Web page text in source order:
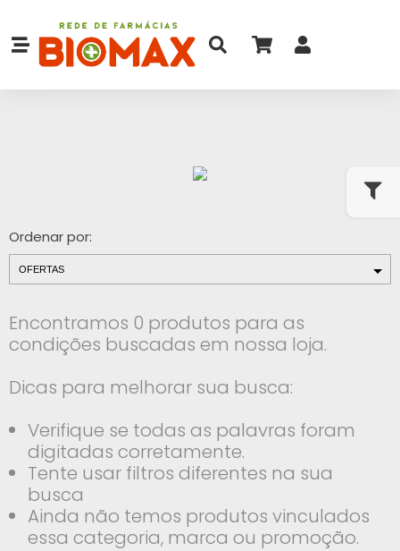
Ordenar por:
Encontramos 0 produtos para as
condições buscadas em nossa loja.
Dicas para melhorar sua busca:
Verifique se todas as palavras foram
digitadas corretamente.
Tente usar filtros diferentes na sua
busca
Ainda não temos produtos vinculados
essa categoria, marca ou promoção.